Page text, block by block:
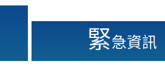
緊急資訊